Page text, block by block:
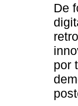
De
por